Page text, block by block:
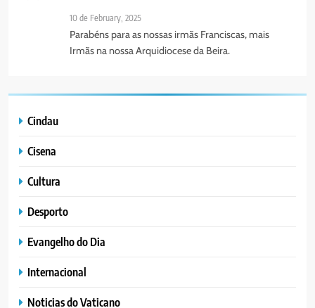
10 de February, 2025
Parabéns para as nossas irmãs Franciscas, mais
Irmãs na nossa Arquidiocese da Beira.
Cindau
Cisena
Cultura
Desporto
Evangelho do Dia
Internacional
Noticias do Vaticano